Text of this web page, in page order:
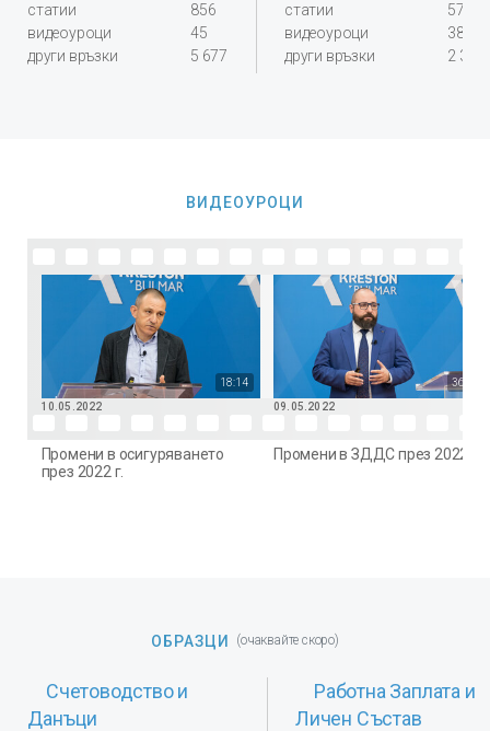
статии
856
видеоуроци
45
други връзки
5 677
статии
578
видеоуроци
38
други връзки
2 300
ВИДЕОУРОЦИ
18:14
10.05.2022
Промени в осигуряването
през 2022 г.
36:49
09.05.2022
Промени в ЗДДС през 2022 г.
ОБРАЗЦИ (очаквайте скоро)
Счетоводство и
Данъци
Работна Заплата и
Личен Състав